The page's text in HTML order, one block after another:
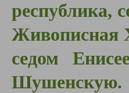
республика,
Живописная
седом
Шушенскую.